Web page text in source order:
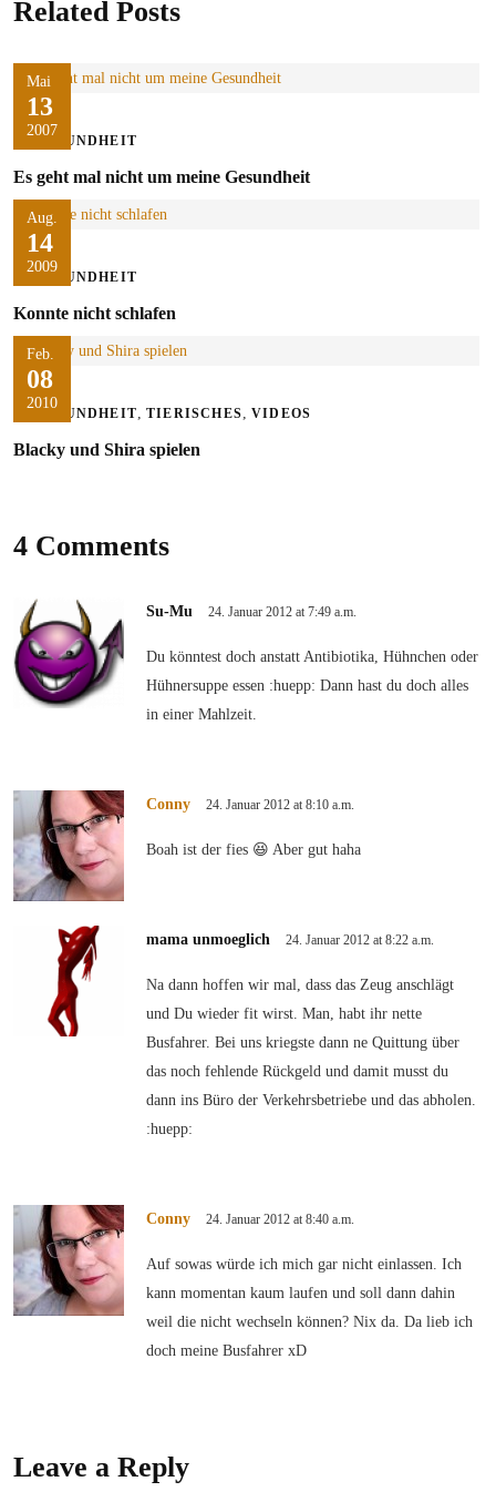
Related Posts
Mai
13
2007
GESUNDHEIT
Es geht mal nicht um meine Gesundheit
Aug.
14
2009
GESUNDHEIT
Konnte nicht schlafen
Feb.
08
2010
GESUNDHEIT TIERISCHES VIDEOS
Blacky und Shira spielen
4 Comments
Su-Mu 24. Januar 2012 at 7:49 a.m.
Du könntest doch anstatt Antibiotika, Hühnchen oder
Hühnersuppe essen :huepp: Dann hast du doch alles
in einer Mahlzeit.
Conny 24. Januar 2012 at 8:10 a.m.
Boah ist der fies 😆 Aber gut haha
mama unmoeglich 24. Januar 2012 at 8:22 a.m.
Na dann hoffen wir mal, dass das Zeug anschlägt
und Du wieder fit wirst. Man, habt ihr nette
Busfahrer. Bei uns kriegste dann ne Quittung über
das noch fehlende Rückgeld und damit musst du
dann ins Büro der Verkehrsbetriebe und das abholen.
:huepp:
Conny 24. Januar 2012 at 8:40 a.m.
Auf sowas würde ich mich gar nicht einlassen. Ich
kann momentan kaum laufen und soll dann dahin
weil die nicht wechseln können? Nix da. Da lieb ich
doch meine Busfahrer xD
Leave a Reply